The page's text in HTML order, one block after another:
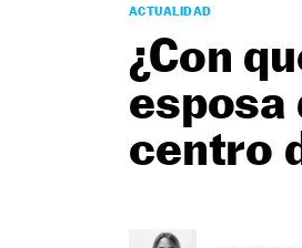
ACTUALIDAD
¿Con
esposa
centro